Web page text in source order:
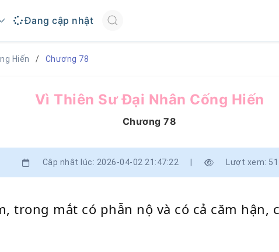
Đang cập nhật
Hiến Chương 78
Vì Thiên Sư Đại Nhân Cống Hiến
Chương 78
Cập nhật lúc: 2026-04-02 21:47:22 Lượt xem: 51
trong mắt có phẫn nộ và có cả căm